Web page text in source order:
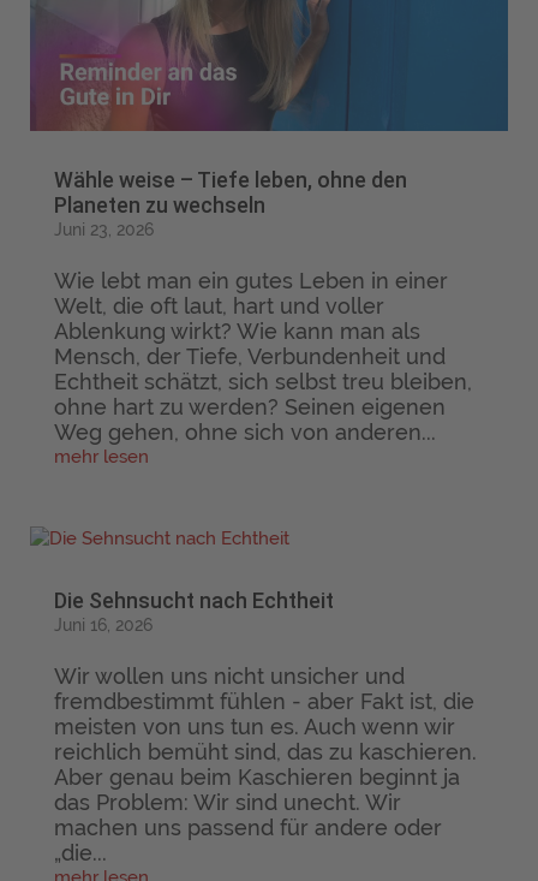
Wähle weise – Tiefe leben, ohne den
Planeten zu wechseln
Juni 23, 2026
Wie lebt man ein gutes Leben in einer
Welt, die oft laut, hart und voller
Ablenkung wirkt? Wie kann man als
Mensch, der Tiefe, Verbundenheit und
Echtheit schätzt, sich selbst treu bleiben,
ohne hart zu werden? Seinen eigenen
Weg gehen, ohne sich von anderen...
mehr lesen
Die Sehnsucht nach Echtheit
Juni 16, 2026
Wir wollen uns nicht unsicher und
fremdbestimmt fühlen - aber Fakt ist, die
meisten von uns tun es. Auch wenn wir
reichlich bemüht sind, das zu kaschieren.
Aber genau beim Kaschieren beginnt ja
das Problem: Wir sind unecht. Wir
machen uns passend für andere oder
„die...